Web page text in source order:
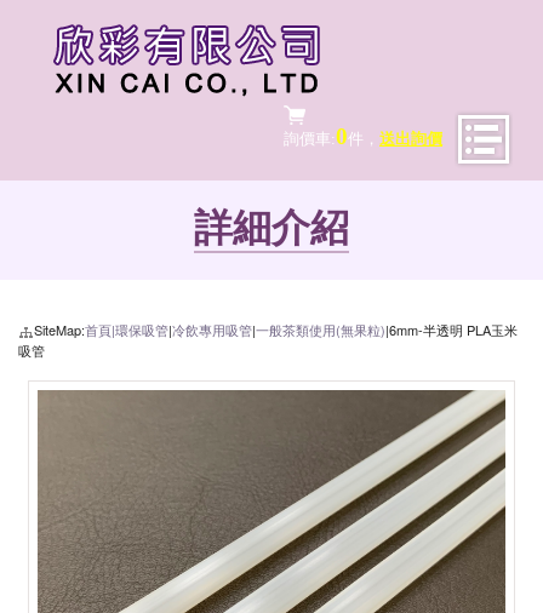
詢價車:0件， 送出詢價
詳細介紹
SiteMap:首頁|環保吸管|冷飲專用吸管|一般茶類使用(無果粒)|6mm-半透明 PLA玉米
吸管